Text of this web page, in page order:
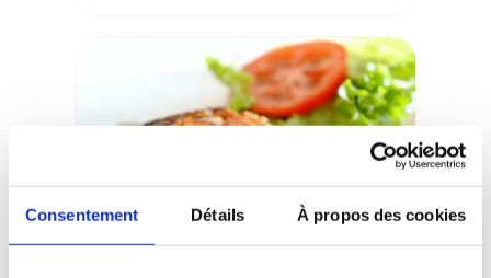
Consentement Détails À propos des cookies